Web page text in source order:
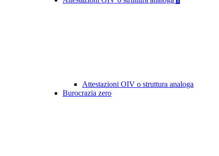
Attestazioni OIV o struttura analoga
Burocrazia zero